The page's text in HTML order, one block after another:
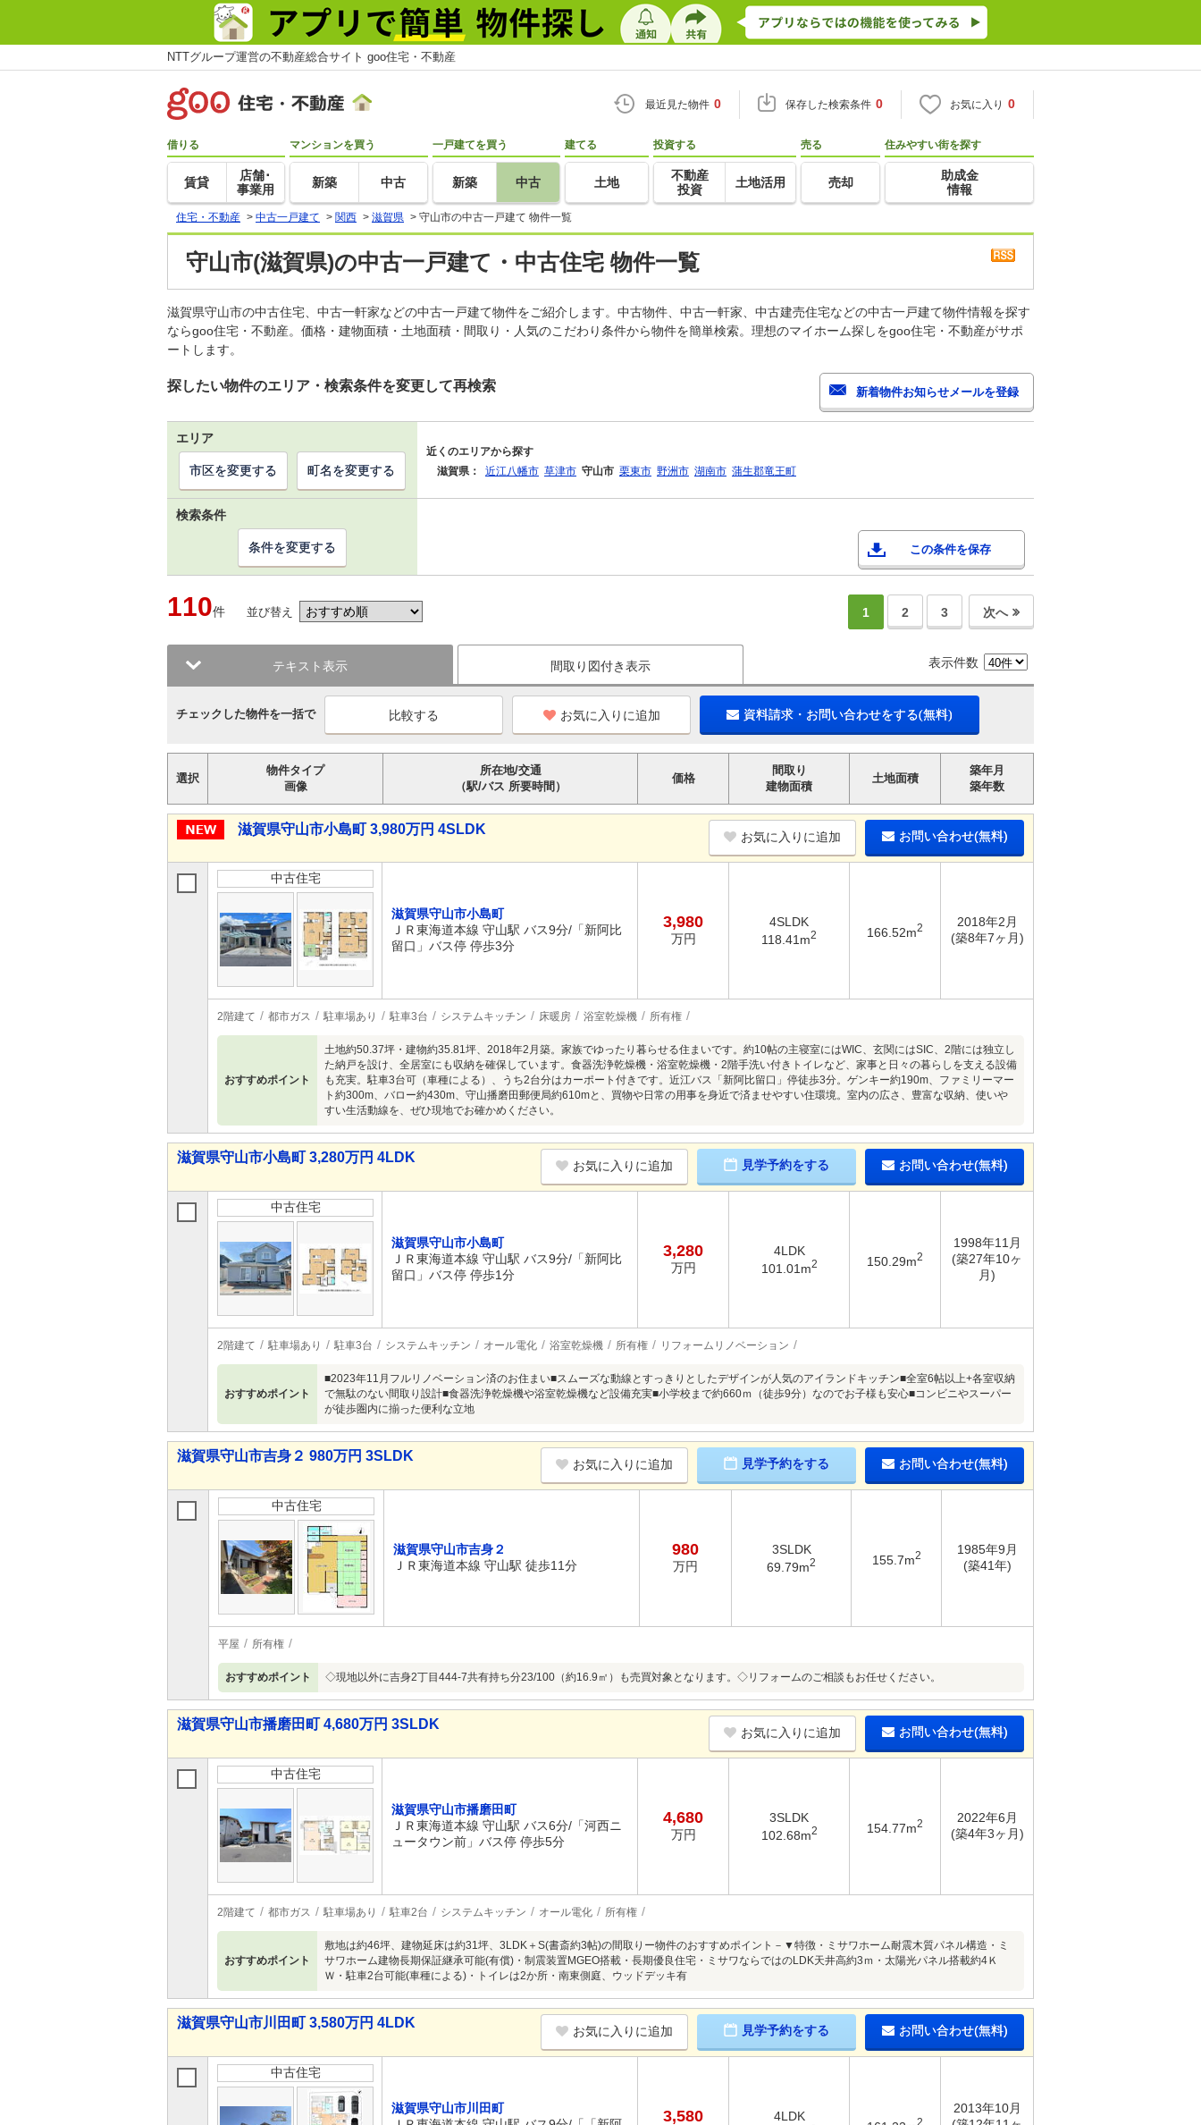
NTTグループ運営の不動産総合サイト goo住宅・不動産
最近見た物件 0 保存した検索条件 0 お気に入り 0
借りる
賃貸
店舗･
事業用
マンションを買う
新築 中古
一戸建てを買う
新築 中古
建てる
土地
投資する
不動産
投資
土地活用
売る
売却
住みやすい街を探す
助成金
情報
住宅・不動産 > 中古一戸建て > 関西 > 滋賀県 > 守山市の中古一戸建て 物件一覧
守山市(滋賀県)の中古一戸建て・中古住宅 物件一覧
滋賀県守山市の中古住宅、中古一軒家などの中古一戸建て物件をご紹介します。中古物件、中古一軒家、中古建売住宅などの中古一戸建て物件情報を探す
ならgoo住宅・不動産。価格・建物面積・土地面積・間取り・人気のこだわり条件から物件を簡単検索。理想のマイホーム探しをgoo住宅・不動産がサポ
ートします。
探したい物件のエリア・検索条件を変更して再検索
エリア
近くのエリアから探す
滋賀県：
近江八幡市 草津市 守山市 栗東市 野洲市 湖南市 蒲生郡竜王町
市区を変更する 町名を変更する
検索条件
この条件を保存
条件を変更する
110件 並び替え 1 2 3 次へ
テキスト表示 間取り図付き表示 表示件数
チェックした物件を一括で お気に入りに追加 資料請求・お問い合わせをする(無料)
選択
物件タイプ
画像
所在地/交通
（駅/バス 所要時間）
価格
間取り
建物面積
土地面積
築年月
築年数
滋賀県守山市小島町 3,980万円 4SLDK お気に入りに追加 お問い合わせ(無料)
中古住宅
滋賀県守山市小島町
ＪＲ東海道本線 守山駅 バス9分/「新阿比
留口」バス停 停歩3分
3,980
万円
4SLDK
118.41m2 166.52m2
2018年2月
(築8年7ヶ月)
2階建て 都市ガス 駐車場あり 駐車3台 システムキッチン 床暖房 浴室乾燥機 所有権
おすすめポイント
土地約50.37坪・建物約35.81坪、2018年2月築。家族でゆったり暮らせる住まいです。約10帖の主寝室にはWIC、玄関にはSIC、2階には独立し
た納戸を設け、全居室にも収納を確保しています。食器洗浄乾燥機・浴室乾燥機・2階手洗い付きトイレなど、家事と日々の暮らしを支える設備
も充実。駐車3台可（車種による）、うち2台分はカーポート付きです。近江バス「新阿比留口」停徒歩3分。ゲンキー約190m、ファミリーマー
ト約300m、バロー約430m、守山播磨田郵便局約610mと、買物や日常の用事を身近で済ませやすい住環境。室内の広さ、豊富な収納、使いや
すい生活動線を、ぜひ現地でお確かめください。
滋賀県守山市小島町 3,280万円 4LDK
お気に入りに追加 見学予約をする お問い合わせ(無料)
中古住宅
滋賀県守山市小島町
ＪＲ東海道本線 守山駅 バス9分/「新阿比
留口」バス停 停歩1分
3,280
万円
4LDK
101.01m2 150.29m2
1998年11月
(築27年10ヶ
月)
2階建て 駐車場あり 駐車3台 システムキッチン オール電化 浴室乾燥機 所有権 リフォームリノベーション
おすすめポイント
■2023年11月フルリノベーション済のお住まい■スムーズな動線とすっきりとしたデザインが人気のアイランドキッチン■全室6帖以上+各室収納
で無駄のない間取り設計■食器洗浄乾燥機や浴室乾燥機など設備充実■小学校まで約660ｍ（徒歩9分）なのでお子様も安心■コンビニやスーパー
が徒歩圏内に揃った便利な立地
滋賀県守山市吉身２ 980万円 3SLDK
お気に入りに追加 見学予約をする お問い合わせ(無料)
中古住宅
滋賀県守山市吉身２
ＪＲ東海道本線 守山駅 徒歩11分
980
万円
3SLDK
69.79m2 155.7m2
1985年9月
(築41年)
平屋 所有権
おすすめポイント ◇現地以外に吉身2丁目444-7共有持ち分23/100（約16.9㎡）も売買対象となります。◇リフォームのご相談もお任せください。
滋賀県守山市播磨田町 4,680万円 3SLDK
お気に入りに追加 お問い合わせ(無料)
中古住宅
滋賀県守山市播磨田町
ＪＲ東海道本線 守山駅 バス6分/「河西ニ
ュータウン前」バス停 停歩5分
4,680
万円
3SLDK
102.68m2 154.77m2
2022年6月
(築4年3ヶ月)
2階建て 都市ガス 駐車場あり 駐車2台 システムキッチン オール電化 所有権
おすすめポイント
敷地は約46坪、建物延床は約31坪、3LDK＋S(書斎約3帖)の間取りー物件のおすすめポイント－▼特徴・ミサワホーム耐震木質パネル構造・ミ
サワホーム建物長期保証継承可能(有償)・制震装置MGEO搭載・長期優良住宅・ミサワならではのLDK天井高約3ｍ・太陽光パネル搭載約4Ｋ
Ｗ・駐車2台可能(車種による)・トイレは2か所・南東側庭、ウッドデッキ有
滋賀県守山市川田町 3,580万円 4LDK
お気に入りに追加 見学予約をする お問い合わせ(無料)
中古住宅
滋賀県守山市川田町
3,580
4LDK
2
2013年10月